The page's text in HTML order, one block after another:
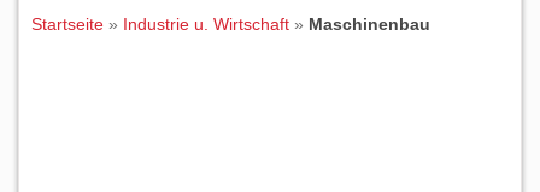
Startseite » Industrie u. Wirtschaft » Maschinenbau